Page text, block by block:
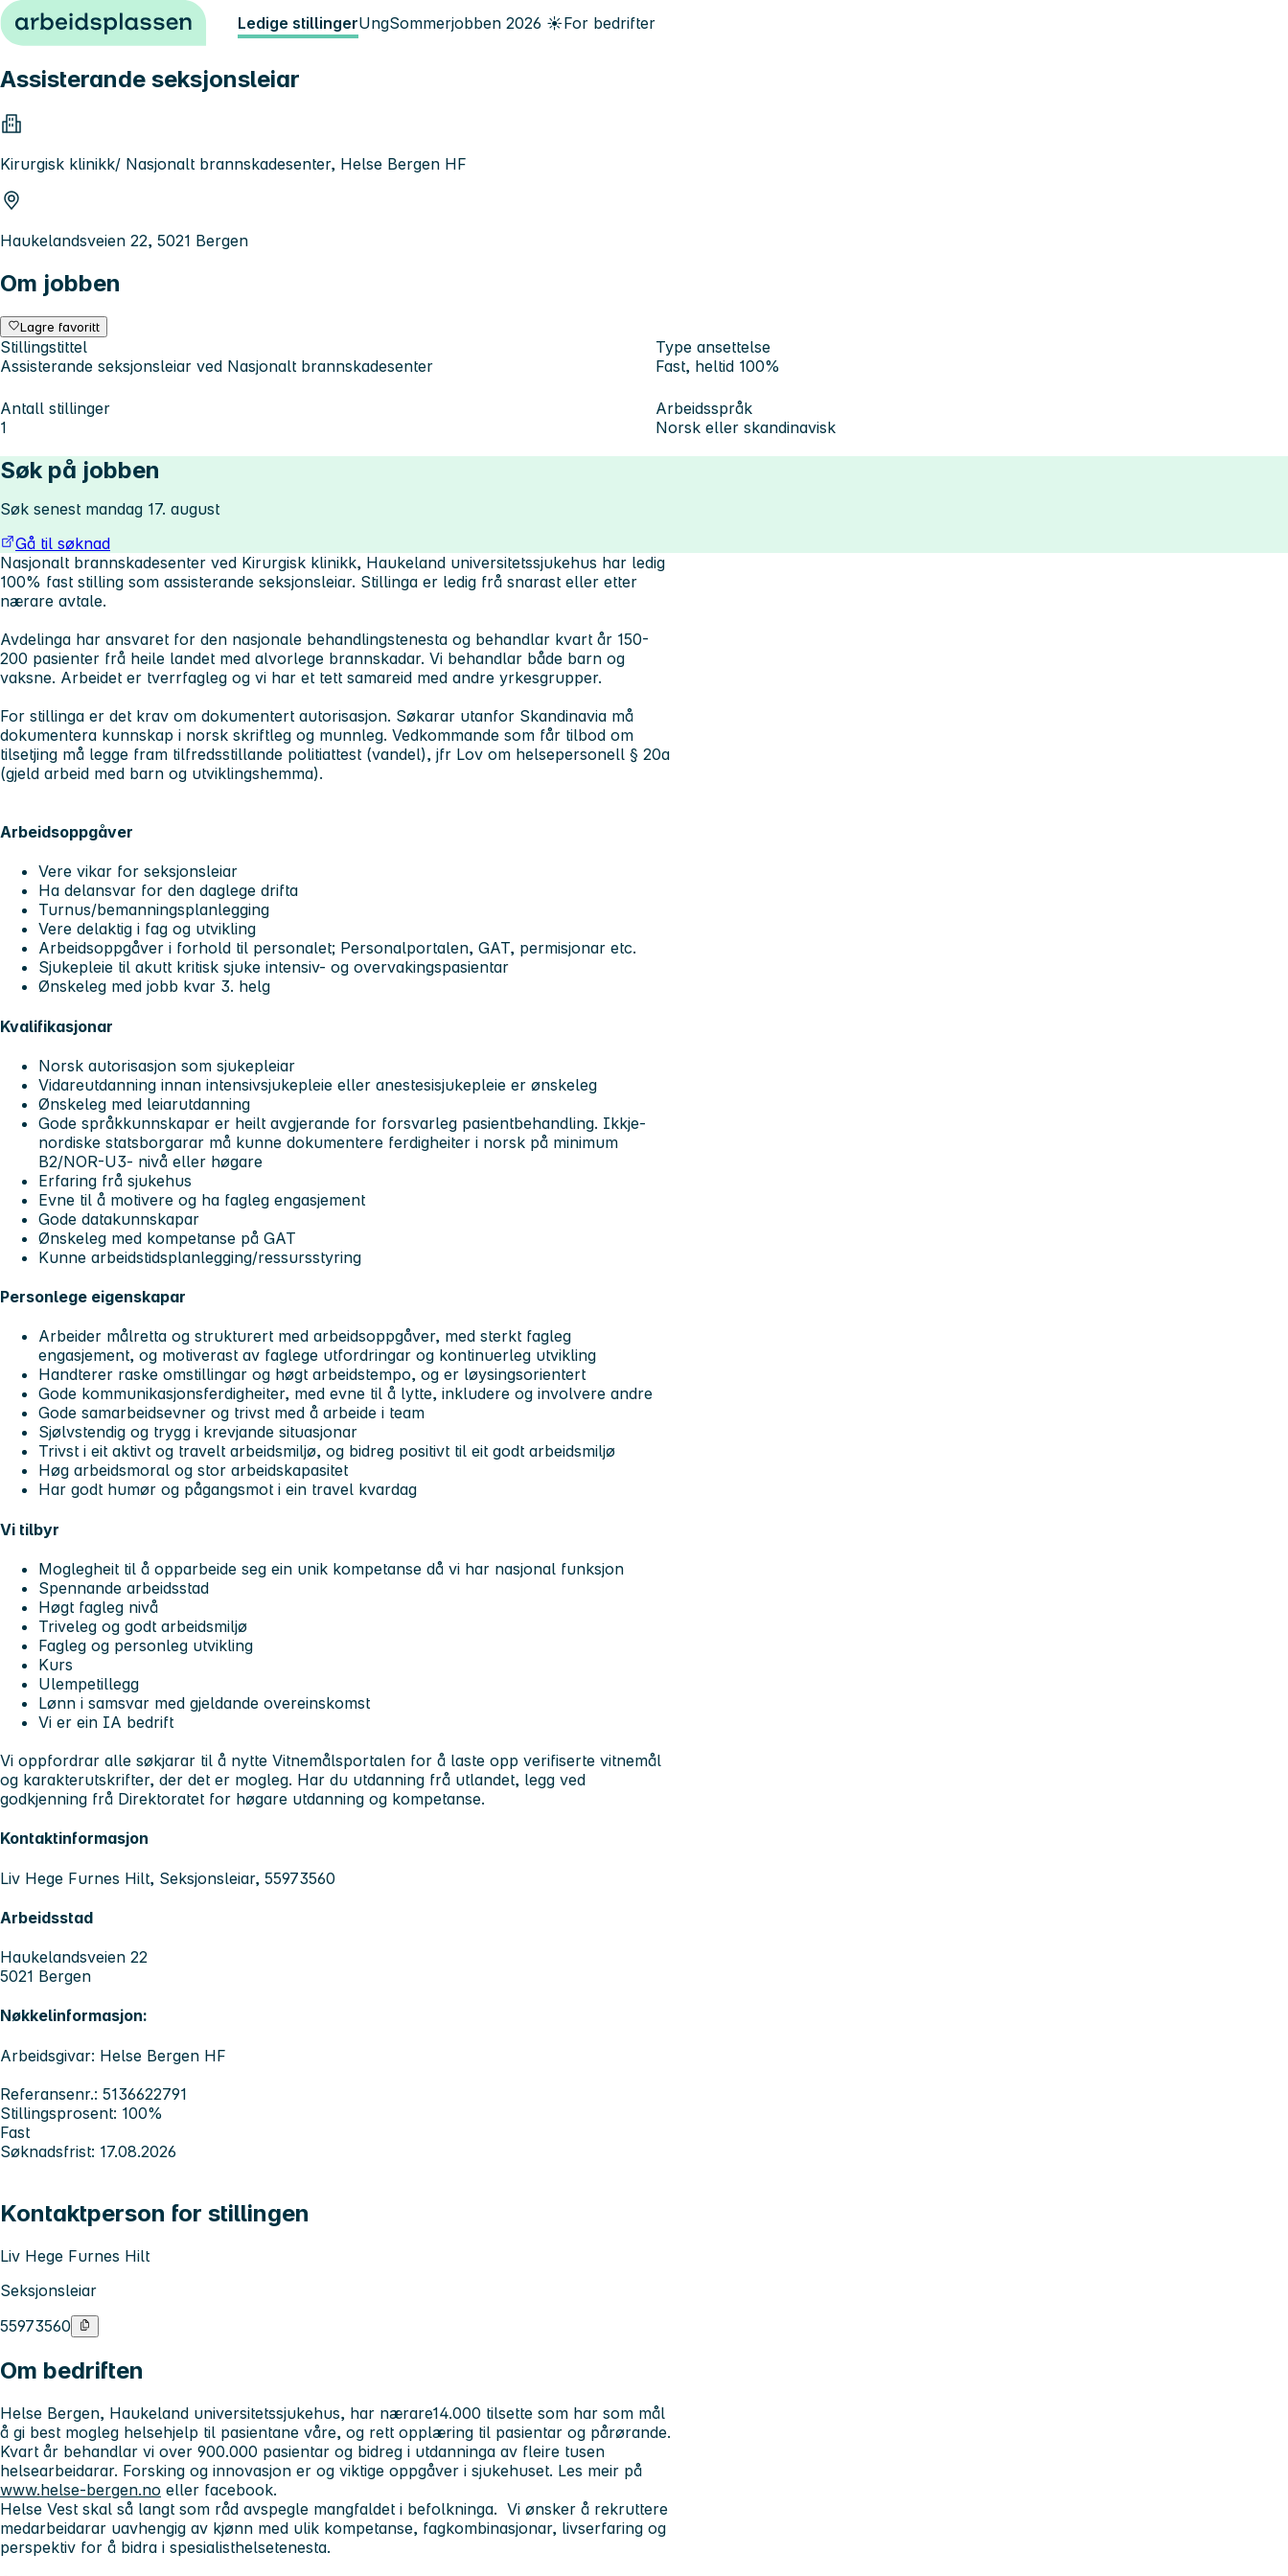
Hopp til innhold Ledige stillingerUngSommerjobben 2026 ☀️For bedrifter
Assisterande seksjonsleiar
Kirurgisk klinikk/ Nasjonalt brannskadesenter, Helse Bergen HF
Haukelandsveien 22, 5021 Bergen
Om jobben
Lagre favoritt
Stillingstittel
Assisterande seksjonsleiar ved Nasjonalt brannskadesenter
Type ansettelse
Fast, heltid 100%
Antall stillinger
1
Arbeidsspråk
Norsk eller skandinavisk
Søk på jobben
Søk senest mandag 17. august
Gå til søknad
Nasjonalt brannskadesenter ved Kirurgisk klinikk, Haukeland universitetssjukehus har ledig
100% fast stilling som assisterande seksjonsleiar. Stillinga er ledig frå snarast eller etter
nærare avtale.
Avdelinga har ansvaret for den nasjonale behandlingstenesta og behandlar kvart år 150-
200 pasienter frå heile landet med alvorlege brannskadar. Vi behandlar både barn og
vaksne. Arbeidet er tverrfagleg og vi har et tett samareid med andre yrkesgrupper.
For stillinga er det krav om dokumentert autorisasjon. Søkarar utanfor Skandinavia må
dokumentera kunnskap i norsk skriftleg og munnleg. Vedkommande som får tilbod om
tilsetjing må legge fram tilfredsstillande politiattest (vandel), jfr Lov om helsepersonell § 20a
(gjeld arbeid med barn og utviklingshemma).
Arbeidsoppgåver
Vere vikar for seksjonsleiar
Ha delansvar for den daglege drifta
Turnus/bemanningsplanlegging
Vere delaktig i fag og utvikling
Arbeidsoppgåver i forhold til personalet; Personalportalen, GAT, permisjonar etc.
Sjukepleie til akutt kritisk sjuke intensiv- og overvakingspasientar
Ønskeleg med jobb kvar 3. helg
Kvalifikasjonar
Norsk autorisasjon som sjukepleiar
Vidareutdanning innan intensivsjukepleie eller anestesisjukepleie er ønskeleg
Ønskeleg med leiarutdanning
Gode språkkunnskapar er heilt avgjerande for forsvarleg pasientbehandling. Ikkje-
nordiske statsborgarar må kunne dokumentere ferdigheiter i norsk på minimum
B2/NOR-U3- nivå eller høgare
Erfaring frå sjukehus
Evne til å motivere og ha fagleg engasjement
Gode datakunnskapar
Ønskeleg med kompetanse på GAT
Kunne arbeidstidsplanlegging/ressursstyring
Personlege eigenskapar
Arbeider målretta og strukturert med arbeidsoppgåver, med sterkt fagleg
engasjement, og motiverast av faglege utfordringar og kontinuerleg utvikling
Handterer raske omstillingar og høgt arbeidstempo, og er løysingsorientert
Gode kommunikasjonsferdigheiter, med evne til å lytte, inkludere og involvere andre
Gode samarbeidsevner og trivst med å arbeide i team
Sjølvstendig og trygg i krevjande situasjonar
Trivst i eit aktivt og travelt arbeidsmiljø, og bidreg positivt til eit godt arbeidsmiljø
Høg arbeidsmoral og stor arbeidskapasitet
Har godt humør og pågangsmot i ein travel kvardag
Vi tilbyr
Moglegheit til å opparbeide seg ein unik kompetanse då vi har nasjonal funksjon
Spennande arbeidsstad
Høgt fagleg nivå
Triveleg og godt arbeidsmiljø
Fagleg og personleg utvikling
Kurs
Ulempetillegg
Lønn i samsvar med gjeldande overeinskomst
Vi er ein IA bedrift
Vi oppfordrar alle søkjarar til å nytte Vitnemålsportalen for å laste opp verifiserte vitnemål
og karakterutskrifter, der det er mogleg. Har du utdanning frå utlandet, legg ved
godkjenning frå Direktoratet for høgare utdanning og kompetanse.
Kontaktinformasjon
Liv Hege Furnes Hilt, Seksjonsleiar, 55973560
Arbeidsstad
Haukelandsveien 22
5021 Bergen
Nøkkelinformasjon:
Arbeidsgivar: Helse Bergen HF
Referansenr.: 5136622791
Stillingsprosent: 100%
Fast
Søknadsfrist: 17.08.2026
Kontaktperson for stillingen
Liv Hege Furnes Hilt
Seksjonsleiar
55973560
Om bedriften
Helse Bergen, Haukeland universitetssjukehus, har nærare14.000 tilsette som har som mål
å gi best mogleg helsehjelp til pasientane våre, og rett opplæring til pasientar og pårørande.
Kvart år behandlar vi over 900.000 pasientar og bidreg i utdanninga av fleire tusen
helsearbeidarar. Forsking og innovasjon er og viktige oppgåver i sjukehuset. Les meir på
www.helse-bergen.no eller facebook.
Helse Vest skal så langt som råd avspegle mangfaldet i befolkninga. Vi ønsker å rekruttere
medarbeidarar uavhengig av kjønn med ulik kompetanse, fagkombinasjonar, livserfaring og
perspektiv for å bidra i spesialisthelsetenesta.